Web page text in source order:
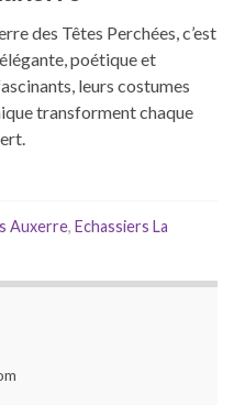
des Têtes Perchées, c’est
poétique et
leurs costumes
transforment chaque
Auxerre, Echassiers La